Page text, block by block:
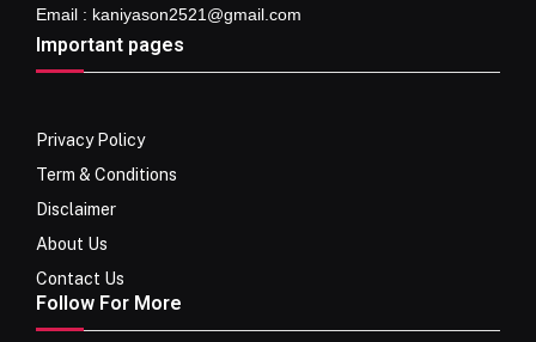
Email : kaniyason2521@gmail.com
Important pages
Privacy Policy
Term & Conditions
Disclaimer
About Us
Contact Us
Follow For More